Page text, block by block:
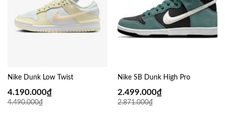
Nike Dunk Low Twist
4.490.000₫
4.190.000₫
Nike SB Dunk High Pro
2.871.000₫
2.499.000₫